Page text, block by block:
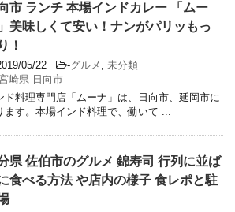
市 ランチ 本場インドカレー 「ムー
美味しくて安い！ナンがパリッもっ
！
05/22 -グルメ , 未分類
崎県 日向市
ド料理専門店「ムーナ」は、日向市、延岡市に
ます。本場インド料理で、働いて ...
県 佐伯市のグルメ 錦寿司 行列に並ば
食べる方法 や店内の様子 食レポと駐